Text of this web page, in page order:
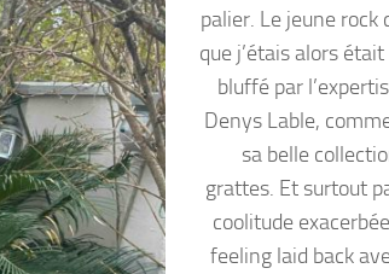
palier. Le jeune rock
que j’étais alors
bluffé par
Denys Lable,
sa belle
grattes. Et surtout
coolitude
feeling laid back